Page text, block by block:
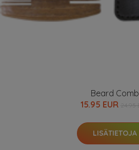
Beard Comb
15.95 EUR
LISÄTIETOJA